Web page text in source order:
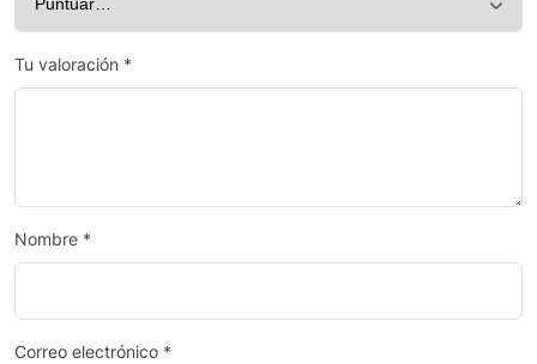
Tu valoración *
Nombre *
Correo electrónico *